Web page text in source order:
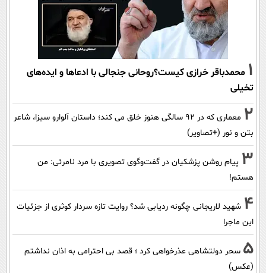
1 محمدباقر خرازی کیست؟روحانی جنجالی با ادعاها و ایده‌های
تخیلی
2
معماری که در 92 سالگی هنوز خلق می کند؛ داستان آلوارو سیزا، شاعر
بتن و نور (+تصاویر)
3 پیام روشن پزشکیان در گفت‌و‌گوی تصویری با مرد نامرئی: من
هستم!
4 شهید لاریجانی چگونه ردیابی شد؟ روایت تازه سردار کوثری از جزئیات
این ماجرا
5 سحر دولتشاهی عذرخواهی کرد ؛ قصد بی احترامی به اذان نداشتم
(عکس)